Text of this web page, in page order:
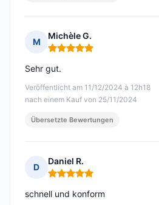
M
Michèle G.
Hinweis: 5 von 5
Veröffentlicht am 11/12/2024 à 12h18
nach einem Kauf von 25/11/2024
Sehr gut.
Übersetzte Bewertungen
D
Daniel R.
Hinweis: 5 von 5
schnell und konform